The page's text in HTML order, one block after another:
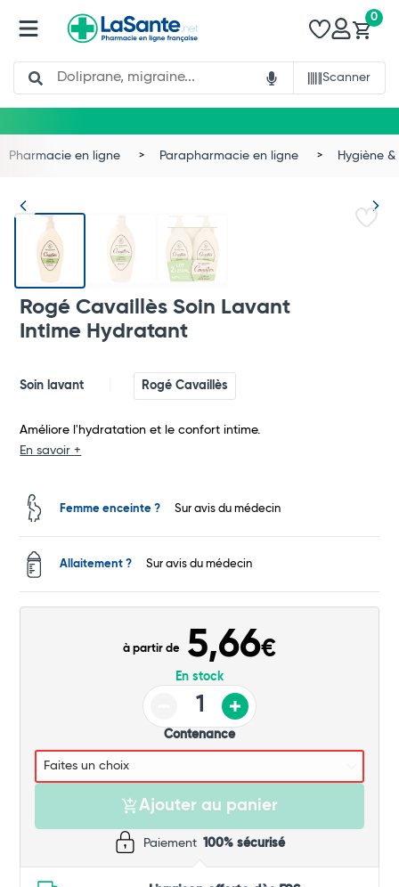
Search
Scanner
0
Commander
Pharmacie en ligne Parapharmacie en ligne Hygiène
Rogé Cavaillès Soin Lavant
Intime Hydratant
Soin lavant Rogé Cavaillès
Améliore l'hydratation et le confort intime.
En savoir +
Femme enceinte ? Sur avis du médecin
Allaitement ? Sur avis du médecin
à partir de 5,66€
En stock
Contenance
Ajouter au panier
Paiement 100% sécurisé